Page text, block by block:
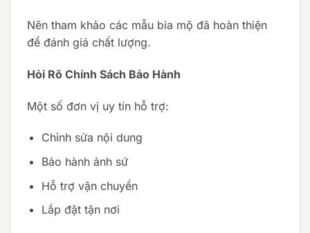
Nên tham khảo các mẫu bia mộ đã hoàn thiện
để đánh giá chất lượng.
Hỏi Rõ Chính Sách Bảo Hành
Một số đơn vị uy tín hỗ trợ:
Chỉnh sửa nội dung
Bảo hành ảnh sứ
Hỗ trợ vận chuyển
Lắp đặt tận nơi